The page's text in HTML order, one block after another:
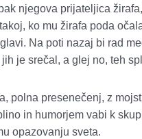
njegova prijateljica
ko mu žirafa poda
Na poti nazaj bi rad
je srečal, a glej no, teh
polna presenečenj, z
in humorjem vabi k
opazovanju sveta.